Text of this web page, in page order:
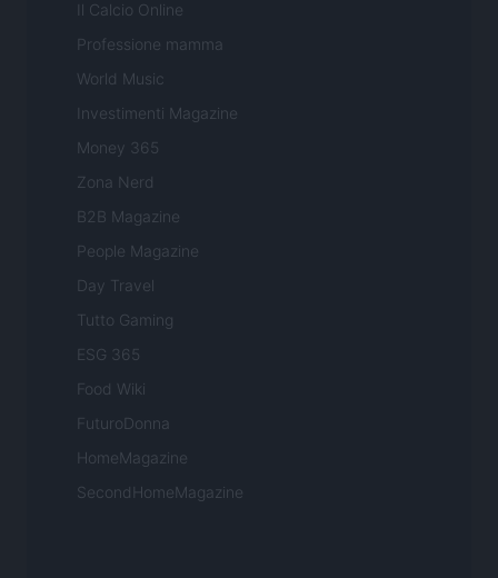
Il Calcio Online
Professione mamma
World Music
Investimenti Magazine
Money 365
Zona Nerd
B2B Magazine
People Magazine
Day Travel
Tutto Gaming
ESG 365
Food Wiki
FuturoDonna
HomeMagazine
SecondHomeMagazine